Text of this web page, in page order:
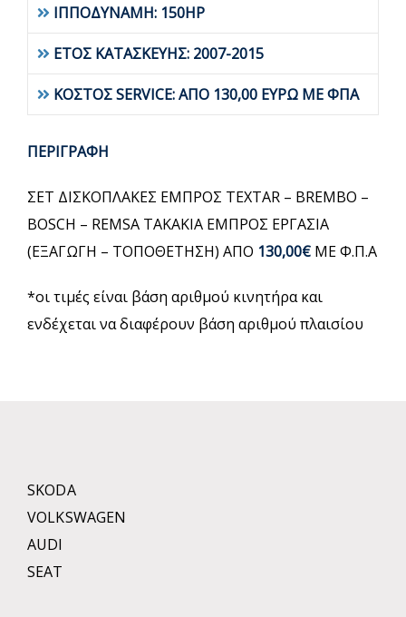
ΙΠΠΟΔΥΝΑΜΗ: 150HP
ΕΤΟΣ ΚΑΤΑΣΚΕΥΗΣ: 2007-2015
ΚΟΣΤΟΣ SERVICE: ΑΠΟ 130,00 ΕΥΡΩ ΜΕ ΦΠΑ
ΠΕΡΙΓΡΑΦΗ
ΣΕΤ ΔΙΣΚΟΠΛΑΚΕΣ ΕΜΠΡΟΣ TEXTAR – BREMBO –
BOSCH – REMSA ΤΑΚΑΚΙΑ ΕΜΠΡΟΣ ΕΡΓΑΣΙΑ
(ΕΞΑΓΩΓΗ – ΤΟΠΟΘΕΤΗΣΗ) ΑΠΟ 130,00€ ΜΕ Φ.Π.Α
*οι τιμές είναι βάση αριθμού κινητήρα και
ενδέχεται να διαφέρουν βάση αριθμού πλαισίου
SKODA
VOLKSWAGEN
AUDI
SEAT